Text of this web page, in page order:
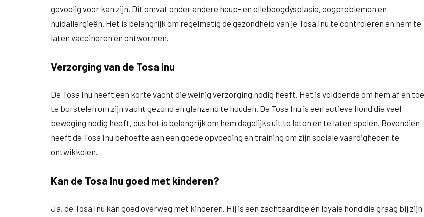
gevoelig voor kan zijn. Dit omvat onder andere heup- en elleboogdysplasie, oogproblemen en
huidallergieën. Het is belangrijk om regelmatig de gezondheid van je Tosa Inu te controleren en hem te
laten vaccineren en ontwormen.
Verzorging van de Tosa Inu
De Tosa Inu heeft een korte vacht die weinig verzorging nodig heeft. Het is voldoende om hem af en toe
te borstelen om zijn vacht gezond en glanzend te houden. De Tosa Inu is een actieve hond die veel
beweging nodig heeft, dus het is belangrijk om hem dagelijks uit te laten en te laten spelen. Bovendien
heeft de Tosa Inu behoefte aan een goede opvoeding en training om zijn sociale vaardigheden te
ontwikkelen.
Kan de Tosa Inu goed met kinderen?
Ja, de Tosa Inu kan goed overweg met kinderen. Hij is een zachtaardige en loyale hond die graag bij zijn